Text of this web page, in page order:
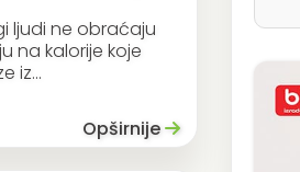
ljudi ne obraćaju
na kalorije koje
iz...
Opširnije